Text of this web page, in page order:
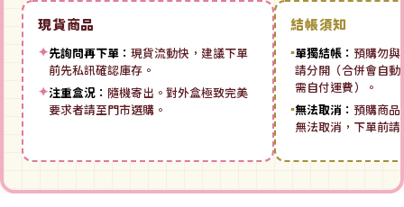
現貨商品
✦先詢問再下單： 現貨流動快，建議下單
前先私訊確認庫存。
✦注重盒況： 隨機寄出。對外盒極致完美
要求者請至門市選購。
結帳須知
▪單獨結帳： 預購勿與
請分開（合併會自
需自付運費）。
▪無法取消： 預購商品
無法取消，下單前